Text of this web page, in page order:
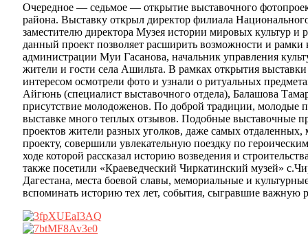
Очередное — седьмое — открытие выставочного
района. Выставку открыл директор филиала
заместителю директора Музея истории мировых культур и
данный проект позволяет расширить возможности и
администрации Муи Гасанова, начальник управления
жители и гости села Ашильта. В рамках открытия
интересом осмотрели фото и узнали о ритуальных
Айгюнь (специалист выставочного отдела), Балашова
присутствие молодоженов. По доброй традиции, молодые
выставке много теплых отзывов. Подобные выставочные
проектов жители разных уголков, даже самых
проекту, совершили увлекательную поездку по
ходе которой рассказал историю возведения и
также посетили «Краеведческий Чиркатинский музей»
Дагестана, места боевой славы, мемориальные и
вспоминать историю тех лет, события, сыгравшие важную